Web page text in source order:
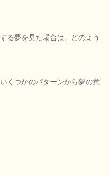
る夢を見た場合は、どのよう
くつかのパターンから夢の意